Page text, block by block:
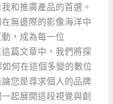
和推廣產品的首選。
無邊際的影像海洋中
，成為每一位
篇文章中，我們將探
何在這個多變的數位
您是尋求個人的品牌
起展開這段視覺與創